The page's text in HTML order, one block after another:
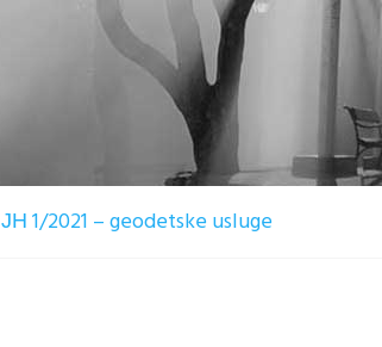
ЈН 1/2021 – geodetske usluge